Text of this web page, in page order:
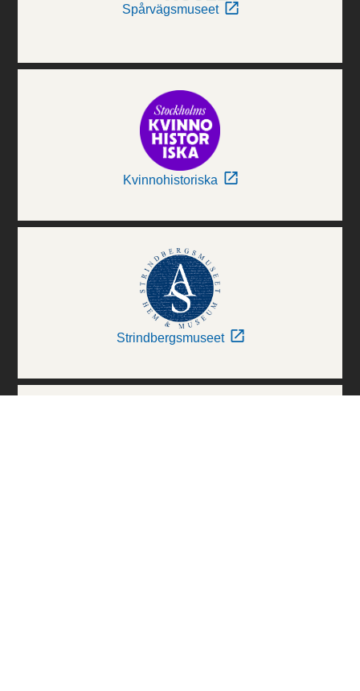
Spårvägsmuseet
Kvinnohistoriska
Strindbergsmuseet